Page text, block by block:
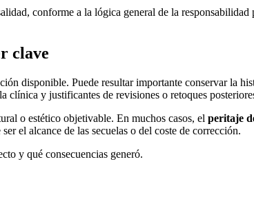
conforme a la lógica general de la responsabilidad
clave
disponible. Puede resultar importante conservar la
clínica y justificantes de revisiones o retoques
o estético objetivable. En muchos casos, el peritaje
el alcance de las secuelas o del coste de corrección.
y qué consecuencias generó.